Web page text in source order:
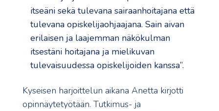
itseäni sekä tulevana sairaanhoitajana että
tulevana opiskelijaohjaajana. Sain aivan
erilaisen ja laajemman näkökulman
itsestäni hoitajana ja mielikuvan
tulevaisuudessa opiskelijoiden kanssa”.
Kyseisen harjoittelun aikana Anetta kirjotti
opinnäytetyötään. Tutkimus- ja